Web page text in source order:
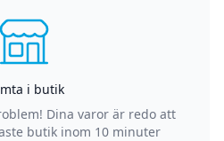
i butik
Dina varor är redo att
butik inom 10 minuter